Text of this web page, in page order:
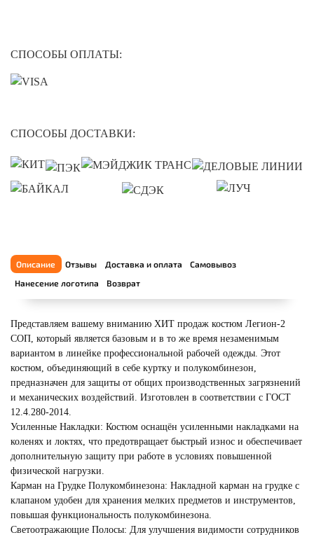
СПОСОБЫ ОПЛАТЫ:
СПОСОБЫ ДОСТАВКИ:
Описание Отзывы Доставка и оплата
Самовывоз
Нанесение логотипа
Возврат
Представляем вашему вниманию ХИТ продаж костюм Легион-2
СОП, который является базовым и в то же время незаменимым
вариантом в линейке профессиональной рабочей одежды. Этот
костюм, объединяющий в себе куртку и полукомбинезон,
предназначен для защиты от общих производственных загрязнений
и механических воздействий. Изготовлен в соответствии с ГОСТ
12.4.280-2014.
Усиленные Накладки: Костюм оснащён усиленными накладками на
коленях и локтях, что предотвращает быстрый износ и обеспечивает
дополнительную защиту при работе в условиях повышенной
физической нагрузки.
Карман на Грудке Полукомбинезона: Накладной карман на грудке с
клапаном удобен для хранения мелких предметов и инструментов,
повышая функциональность полукомбинезона.
Светоотражающие Полосы: Для улучшения видимости сотрудников